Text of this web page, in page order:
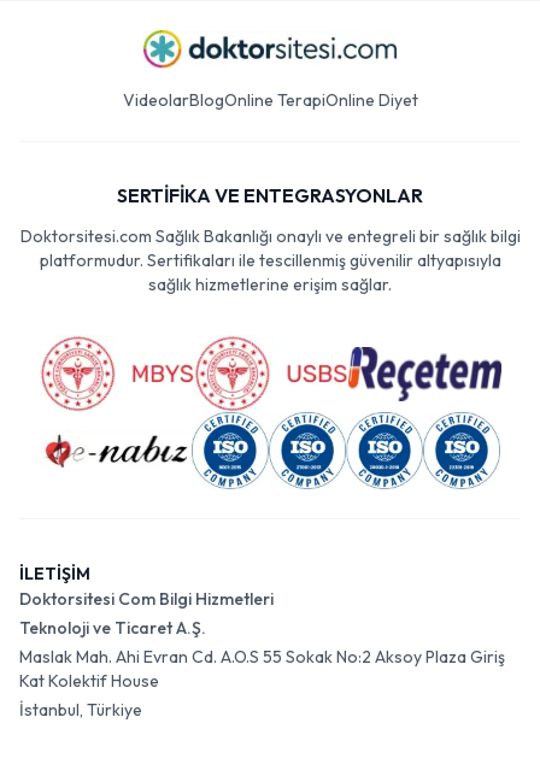
VideolarBlogOnline TerapiOnline Diyet
SERTİFİKA VE ENTEGRASYONLAR
Doktorsitesi.com Sağlık Bakanlığı onaylı ve entegreli bir sağlık bilgi
platformudur. Sertifikaları ile tescillenmiş güvenilir altyapısıyla
sağlık hizmetlerine erişim sağlar.
İLETİŞİM
Doktorsitesi Com Bilgi Hizmetleri
Teknoloji ve Ticaret A.Ş.
Maslak Mah. Ahi Evran Cd. A.O.S 55 Sokak No:2 Aksoy Plaza Giriş
Kat Kolektif House
İstanbul, Türkiye